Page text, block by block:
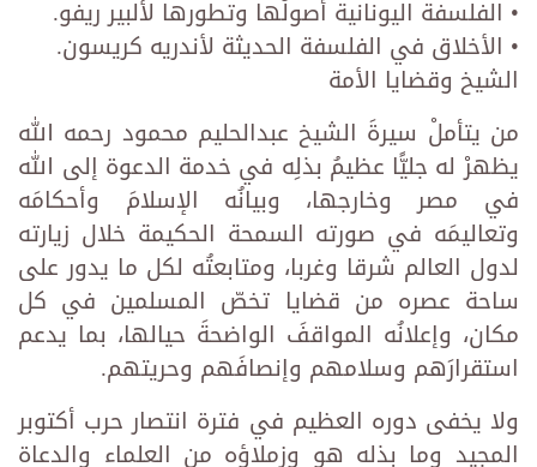
• الفلسفة اليونانية أصولُها وتطورها لألبير ريفو.
• الأخلاق في الفلسفة الحديثة لأندريه كريسون.
الشيخ وقضايا الأمة
من يتأملْ سيرةَ الشيخ عبدالحليم محمود رحمه الله
يظهرْ له جليًّا عظيمُ بذلِه في خدمة الدعوة إلى الله
في مصر وخارجها، وبيانُه الإسلامَ وأحكامَه
وتعاليمَه في صورته السمحة الحكيمة خلال زيارته
لدول العالم شرقا وغربا، ومتابعتُه لكل ما يدور على
ساحة عصره من قضايا تخصّ المسلمين في كل
مكان، وإعلانُه المواقفَ الواضحةَ حيالها، بما يدعم
استقرارَهم وسلامهم وإنصافَهم وحريتهم.
ولا يخفى دوره العظيم في فترة انتصار حرب أكتوبر
المجيد وما بذله هو وزملاؤه من العلماء والدعاة